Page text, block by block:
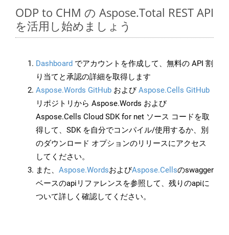
ODP to CHM の Aspose.Total REST API
を活用し始めましょう
Dashboard でアカウントを作成して、無料の API 割
り当てと承認の詳細を取得します
Aspose.Words GitHub およびAspose.Cells GitHub
リポジトリから Aspose.Words および
Aspose.Cells Cloud SDK for net ソース コードを取
得して、SDK を自分でコンパイル/使用するか、別
のダウンロード オプションのリリースにアクセス
してください。
また、 Aspose.WordsおよびAspose.Cellsのswagger
ベースのapiリファレンスを参照して、残りのapiに
ついて詳しく確認してください。